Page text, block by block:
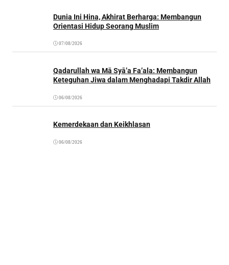
Dunia Ini Hina, Akhirat Berharga: Membangun
Orientasi Hidup Seorang Muslim
07/08/2026
Qadarullah wa Mā Syā’a Fa’ala: Membangun
Keteguhan Jiwa dalam Menghadapi Takdir Allah
06/08/2026
Kemerdekaan dan Keikhlasan
06/08/2026